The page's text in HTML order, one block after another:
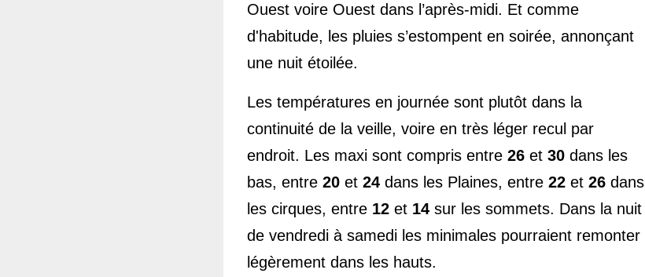
Ouest voire Ouest dans l’après-midi. Et comme
d'habitude, les pluies s’estompent en soirée, annonçant
une nuit étoilée.
Les températures en journée sont plutôt dans la
continuité de la veille, voire en très léger recul par
endroit. Les maxi sont compris entre 26 et 30 dans les
bas, entre 20 et 24 dans les Plaines, entre 22 et 26 dans
les cirques, entre 12 et 14 sur les sommets. Dans la nuit
de vendredi à samedi les minimales pourraient remonter
légèrement dans les hauts.